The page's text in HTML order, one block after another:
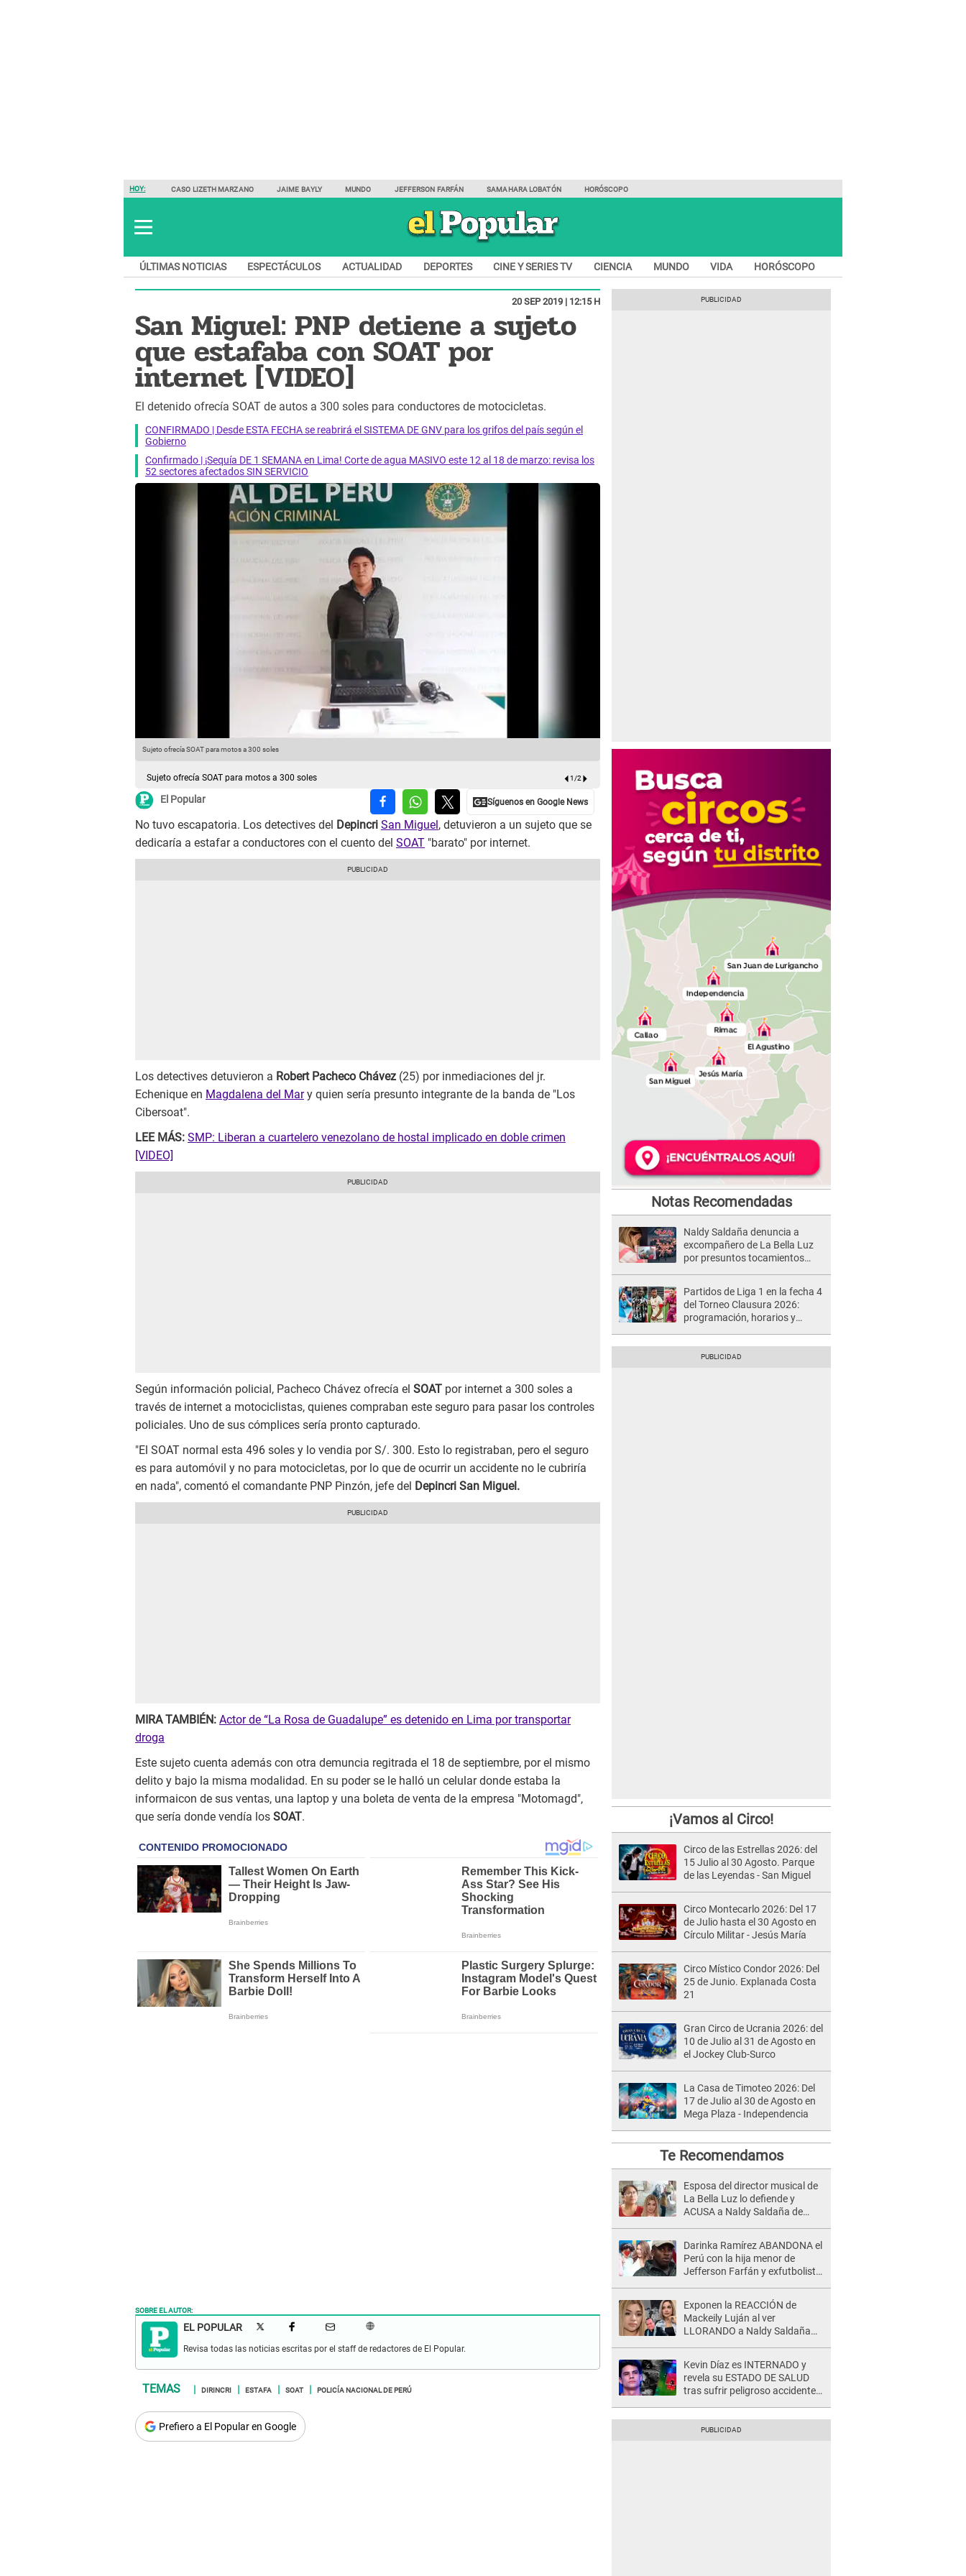
HOY: CASO LIZETH MARZANO JAIME BAYLY MUNDO JEFFERSON FARFÁN SAMAHARA LOBATÓN HORÓSCOPO
ÚLTIMAS NOTICIAS ESPECTÁCULOS ACTUALIDAD DEPORTES CINE Y SERIES TV CIENCIA MUNDO VIDA HORÓSCOPO
20 SEP 2019 | 12:15 H
San Miguel: PNP detiene a sujeto
que estafaba con SOAT por
internet [VIDEO]
El detenido ofrecía SOAT de autos a 300 soles para conductores de motocicletas.
CONFIRMADO | Desde ESTA FECHA se reabrirá el SISTEMA DE GNV para los grifos del país según el
Gobierno
Confirmado | ¡Sequía DE 1 SEMANA en Lima! Corte de agua MASIVO este 12 al 18 de marzo: revisa los
52 sectores afectados SIN SERVICIO
Sujeto ofrecía SOAT para motos a 300 soles Sujeto ofrecía SOAT para motos a 300 soles
Sujeto ofrecía SOAT para motos a 300 soles 1 /2
El Popular
No tuvo escapatoria. Los detectives del Depincri San Miguel , detuvieron a un sujeto que se
dedicaría a estafar a conductores con el cuento del SOAT "barato" por internet.
Los detectives detuvieron a Robert Pacheco Chávez (25) por inmediaciones del jr.
Echenique en Magdalena del Mary quien sería presunto integrante de la banda de "Los
Cibersoat".
LEE MÁS: SMP: Liberan a cuartelero venezolano de hostal implicado en doble crimen
[VIDEO]
Según información policial, Pacheco Chávez ofrecía el SOAT por internet a 300 soles a
través de internet a motociclistas, quienes compraban este seguro para pasar los controles
policiales. Uno de sus cómplices sería pronto capturado.
"El SOAT normal esta 496 soles y lo vendia por S/. 300. Esto lo registraban, pero el seguro
es para automóvil y no para motocicletas, por lo que de ocurrir un accidente no le cubriría
en nada", comentó el comandante PNP Pinzón, jefe del Depincri San Miguel.
MIRA TAMBIÉN: Actor de “La Rosa de Guadalupe” es detenido en Lima por transportar
droga
Este sujeto cuenta además con otra demuncia regitrada el 18 de septiembre, por el mismo
delito y bajo la misma modalidad. En su poder se le halló un celular donde estaba la
informaicon de sus ventas, una laptop y una boleta de venta de la empresa "Motomagd",
que sería donde vendía los SOAT.
SOBRE EL AUTOR:
EL POPULAR
Revisa todas las noticias escritas por el staff de redactores de El Popular.
DIRINCRI ESTAFA SOAT POLICÍA NACIONAL DE PERÚ
Prefiero a El Popular en Google
Notas Recomendadas
Naldy Saldaña denuncia a
excompañero de La Bella Luz
por presuntos tocamientos
Partidos de Liga 1 en la fecha 4
del Torneo Clausura 2026:
programación, horarios y
¡Vamos al Circo!
Circo de las Estrellas 2026: del
15 Julio al 30 Agosto. Parque
de las Leyendas - San Miguel
Circo Montecarlo 2026: Del 17
de Julio hasta el 30 Agosto en
Círculo Militar - Jesús María
Circo Místico Condor 2026: Del
25 de Junio. Explanada Costa
21
Gran Circo de Ucrania 2026: del
10 de Julio al 31 de Agosto en
el Jockey Club-Surco
La Casa de Timoteo 2026: Del
17 de Julio al 30 de Agosto en
Mega Plaza - Independencia
Te Recomendamos
Esposa del director musical de
La Bella Luz lo defiende y
ACUSA a Naldy Saldaña de
Darinka Ramírez ABANDONA el
Perú con la hija menor de
Jefferson Farfán y exfutbolista
Exponen la REACCIÓN de
Mackeily Luján al ver
LLORANDO a Naldy Saldaña
Kevin Díaz es INTERNADO y
revela su ESTADO DE SALUD
tras sufrir peligroso accidente